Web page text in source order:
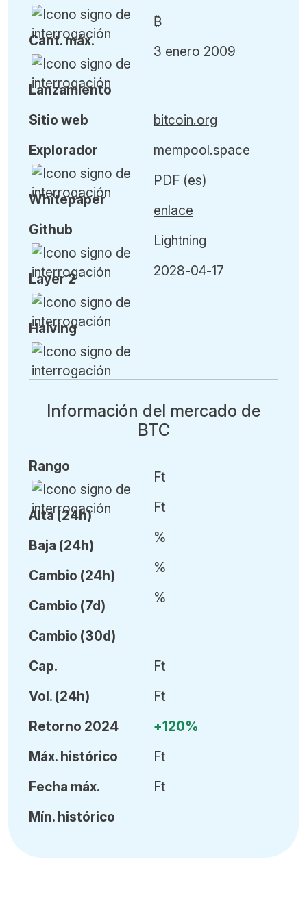
Cant.máx.
Lanzamiento
₿
3 enero 2009
Sitio web
Explorador
Whitepaper
Github
Layer 2
Halving
bitcoin.org
mempool.space
PDF (es)
enlace
Lightning
2028-04-17
Información del mercado de
BTC
Rango
Alta (24h)
Baja (24h)
Cambio (24h)
Cambio (7d)
Cambio (30d)
Ft
Ft
%
%
%
Cap.
Vol. (24h)
Retorno 2024
Máx. histórico
Fecha máx.
Mín. histórico
Ft
Ft
+120%
Ft
Ft